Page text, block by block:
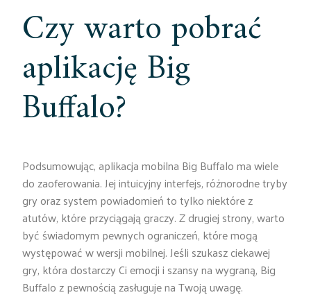
Czy warto pobrać
aplikację Big
Buffalo?
Podsumowując, aplikacja mobilna Big Buffalo ma wiele
do zaoferowania. Jej intuicyjny interfejs, różnorodne tryby
gry oraz system powiadomień to tylko niektóre z
atutów, które przyciągają graczy. Z drugiej strony, warto
być świadomym pewnych ograniczeń, które mogą
występować w wersji mobilnej. Jeśli szukasz ciekawej
gry, która dostarczy Ci emocji i szansy na wygraną, Big
Buffalo z pewnością zasługuje na Twoją uwagę.